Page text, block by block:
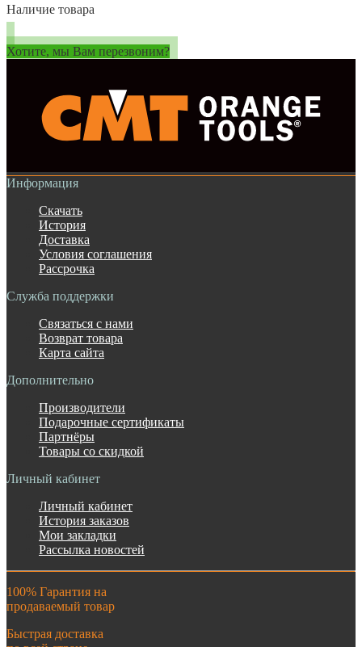
Наличие товара
Хотите, мы Вам перезвоним?
Информация
Скачать
История
Доставка
Условия соглашения
Рассрочка
Служба поддержки
Связаться с нами
Возврат товара
Карта сайта
Дополнительно
Производители
Подарочные сертификаты
Партнёры
Товары со скидкой
Личный кабинет
Личный кабинет
История заказов
Мои закладки
Рассылка новостей
100% Гарантия на
продаваемый товар
Быстрая доставка